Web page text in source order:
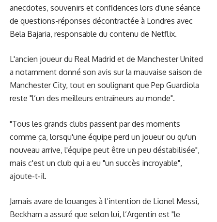
anecdotes, souvenirs et confidences lors d'une séance
de questions-réponses décontractée à Londres avec
Bela Bajaria, responsable du contenu de Netflix.
L'ancien joueur du Real Madrid et de Manchester United
a notamment donné son avis sur la mauvaise saison de
Manchester City, tout en soulignant que Pep Guardiola
reste "l’un des meilleurs entraîneurs au monde".
"Tous les grands clubs passent par des moments
comme ça, lorsqu'une équipe perd un joueur ou qu'un
nouveau arrive, l'équipe peut être un peu déstabilisée",
mais c'est un club qui a eu "un succès incroyable",
ajoute-t-il.
Jamais avare de louanges à l’intention de Lionel Messi,
Beckham a assuré que selon lui, l’Argentin est "le